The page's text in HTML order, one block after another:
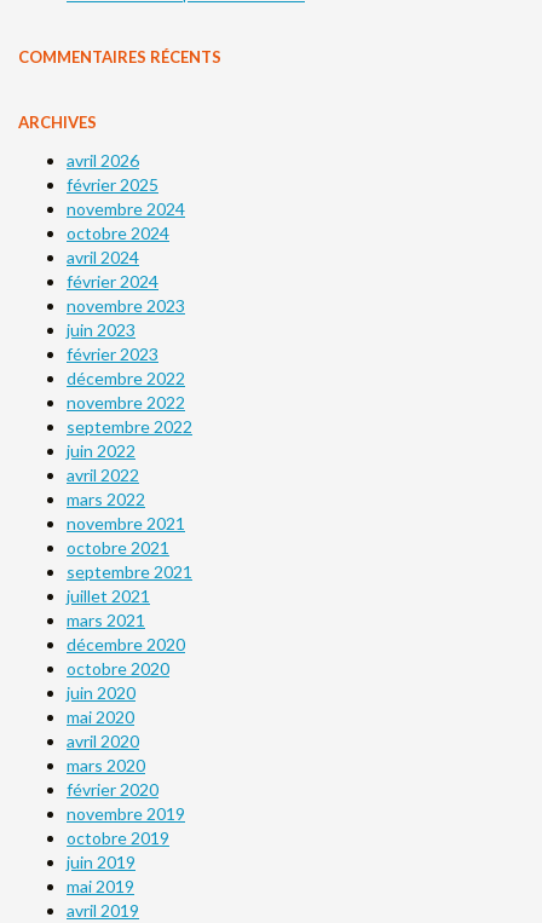
COMMENTAIRES RÉCENTS
ARCHIVES
avril 2026
février 2025
novembre 2024
octobre 2024
avril 2024
février 2024
novembre 2023
juin 2023
février 2023
décembre 2022
novembre 2022
septembre 2022
juin 2022
avril 2022
mars 2022
novembre 2021
octobre 2021
septembre 2021
juillet 2021
mars 2021
décembre 2020
octobre 2020
juin 2020
mai 2020
avril 2020
mars 2020
février 2020
novembre 2019
octobre 2019
juin 2019
mai 2019
avril 2019